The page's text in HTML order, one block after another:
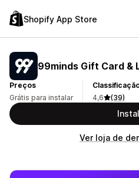
Shopify App Store
99minds Gift Card &
Preços
Grátis para instalar
4,6
(39)
Ver loja de